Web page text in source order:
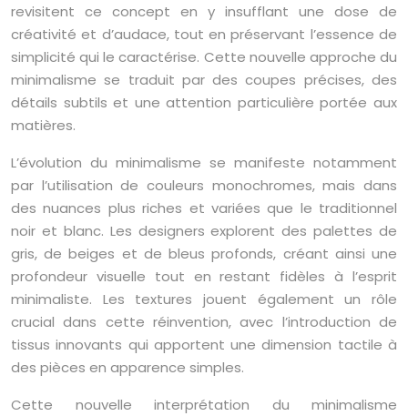
revisitent ce concept en y insufflant une dose de
créativité et d’audace, tout en préservant l’essence de
simplicité qui le caractérise. Cette nouvelle approche du
minimalisme se traduit par des coupes précises, des
détails subtils et une attention particulière portée aux
matières.
L’évolution du minimalisme se manifeste notamment
par l’utilisation de couleurs monochromes, mais dans
des nuances plus riches et variées que le traditionnel
noir et blanc. Les designers explorent des palettes de
gris, de beiges et de bleus profonds, créant ainsi une
profondeur visuelle tout en restant fidèles à l’esprit
minimaliste. Les textures jouent également un rôle
crucial dans cette réinvention, avec l’introduction de
tissus innovants qui apportent une dimension tactile à
des pièces en apparence simples.
Cette nouvelle interprétation du minimalisme